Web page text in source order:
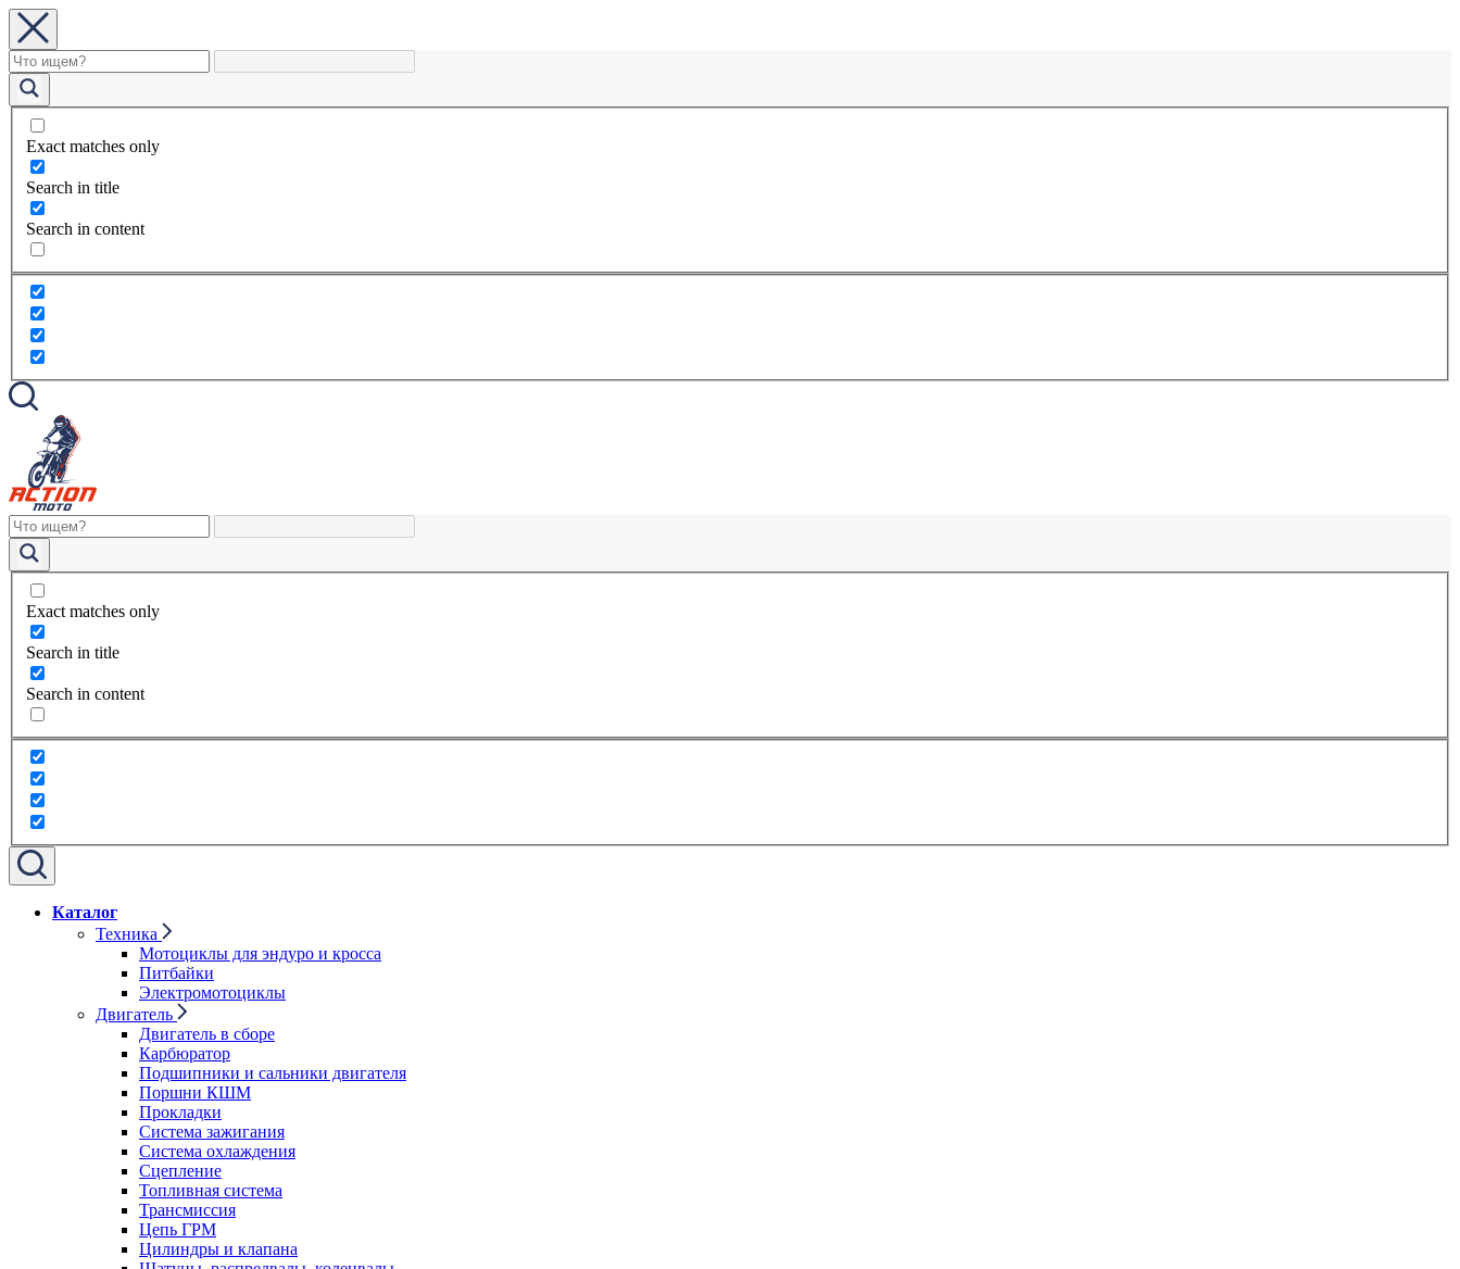
Exact matches only
Search in title
Search in content
Exact matches only
Search in title
Search in content
Каталог
Техника
Мотоциклы для эндуро и кросса
Питбайки
Электромотоциклы
Двигатель
Двигатель в сборе
Карбюратор
Подшипники и сальники двигателя
Поршни КШМ
Прокладки
Система зажигания
Система охлаждения
Сцепление
Топливная система
Трансмиссия
Цепь ГРМ
Цилиндры и клапана